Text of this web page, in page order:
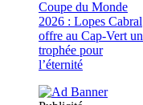
Coupe du Monde
2026 : Lopes Cabral
offre au Cap-Vert un
trophée pour
l’éternité